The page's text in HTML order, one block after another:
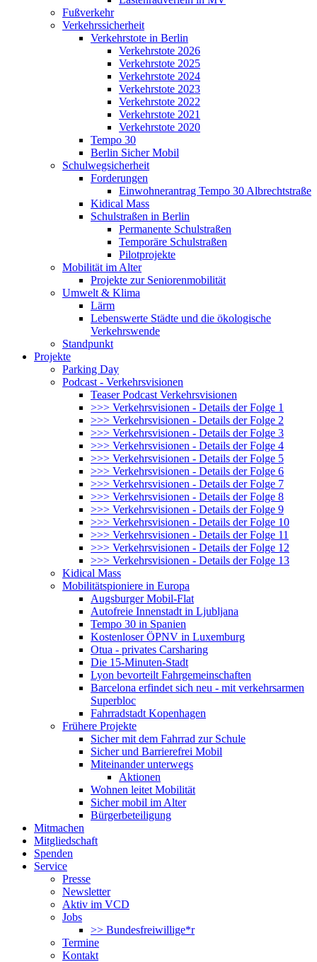
Fußverkehr
Verkehrssicherheit
Verkehrstote in Berlin
Verkehrstote 2026
Verkehrstote 2025
Verkehrstote 2024
Verkehrstote 2023
Verkehrstote 2022
Verkehrstote 2021
Verkehrstote 2020
Tempo 30
Berlin Sicher Mobil
Schulwegsicherheit
Forderungen
Einwohnerantrag Tempo 30 Albrechtstraße
Kidical Mass
Schulstraßen in Berlin
Permanente Schulstraßen
Temporäre Schulstraßen
Pilotprojekte
Mobilität im Alter
Projekte zur Seniorenmobilität
Umwelt & Klima
Lärm
Lebenswerte Städte und die ökologische
Verkehrswende
Standpunkt
Projekte
Parking Day
Podcast - Verkehrsvisionen
Teaser Podcast Verkehrsvisionen
>>> Verkehrsvisionen - Details der Folge 1
>>> Verkehrsvisionen - Details der Folge 2
>>> Verkehrsvisionen - Details der Folge 3
>>> Verkehrsvisionen - Details der Folge 4
>>> Verkehrsvisionen - Details der Folge 5
>>> Verkehrsvisionen - Details der Folge 6
>>> Verkehrsvisionen - Details der Folge 7
>>> Verkehrsvisionen - Details der Folge 8
>>> Verkehrsvisionen - Details der Folge 9
>>> Verkehrsvisionen - Details der Folge 10
>>> Verkehrsvisionen - Details der Folge 11
>>> Verkehrsvisionen - Details der Folge 12
>>> Verkehrsvisionen - Details der Folge 13
Kidical Mass
Mobilitätspioniere in Europa
Augsburger Mobil-Flat
Autofreie Innenstadt in Ljubljana
Tempo 30 in Spanien
Kostenloser ÖPNV in Luxemburg
Otua - privates Carsharing
Die 15-Minuten-Stadt
Lyon bevorteilt Fahrgemeinschaften
Barcelona erfindet sich neu - mit verkehrsarmen
Superbloc
Fahrradstadt Kopenhagen
Frühere Projekte
Sicher mit dem Fahrrad zur Schule
Sicher und Barrierefrei Mobil
Miteinander unterwegs
Aktionen
Wohnen leitet Mobilität
Sicher mobil im Alter
Bürgerbeteiligung
Mitmachen
Mitgliedschaft
Spenden
Service
Presse
Newsletter
Aktiv im VCD
Jobs
>> Bundesfreiwillige*r
Termine
Kontakt